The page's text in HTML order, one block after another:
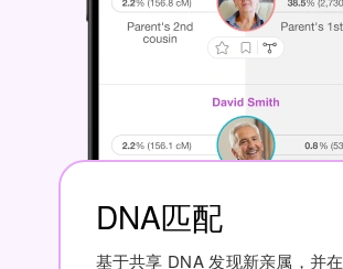
DNA匹配
基于共享 DNA 发现新亲属，并在